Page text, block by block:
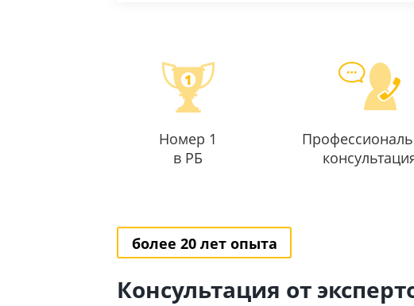
Номер 1
в РБ
более 20 лет опыта
Консультация от